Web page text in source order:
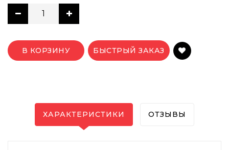
В КОРЗИНУ БЫСТРЫЙ ЗАКАЗ
ХАРАКТЕРИСТИКИ ОТЗЫВЫ